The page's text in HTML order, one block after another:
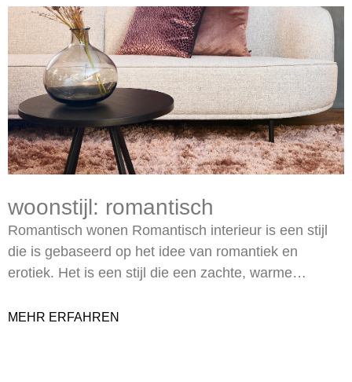
woonstijl: romantisch
Romantisch wonen Romantisch interieur is een stijl
die is gebaseerd op het idee van romantiek en
erotiek. Het is een stijl die een zachte, warme…
MEHR ERFAHREN